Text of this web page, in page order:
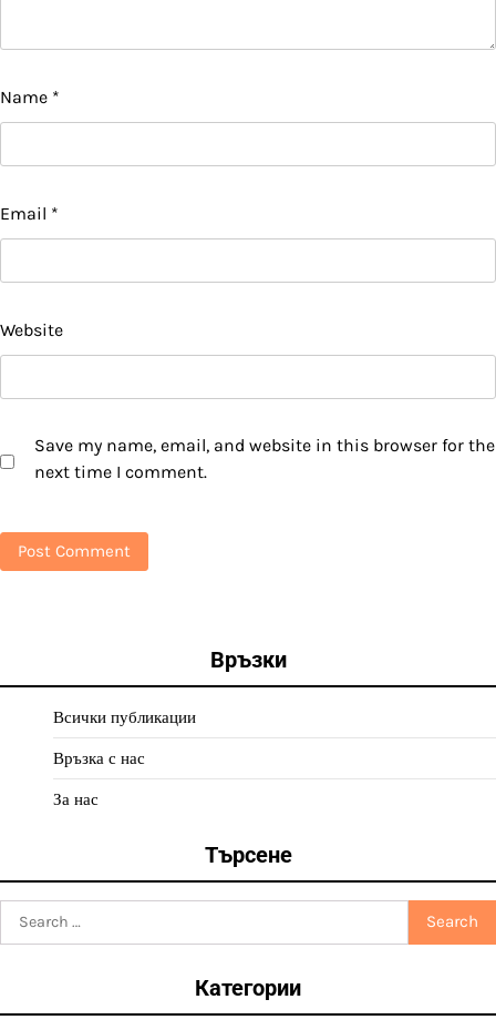
Name *
Email *
Website
Save my name, email, and website in this browser for the
next time I comment.
Връзки
Всички публикации
Връзка с нас
За нас
Търсене
Search
for:
Категории